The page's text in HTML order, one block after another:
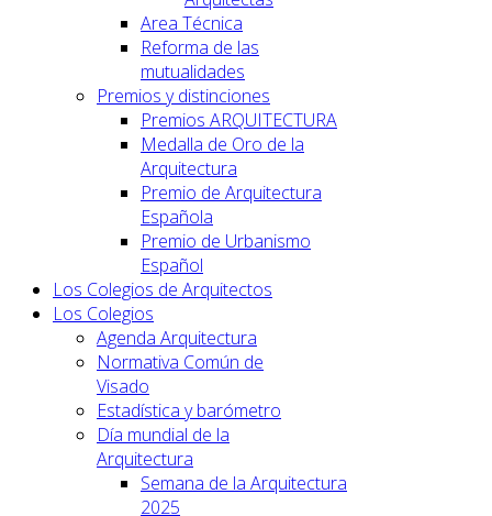
Area Técnica
Reforma de las
mutualidades
Premios y distinciones
Premios ARQUITECTURA
Medalla de Oro de la
Arquitectura
Premio de Arquitectura
Española
Premio de Urbanismo
Español
Los Colegios de Arquitectos
Los Colegios
Agenda Arquitectura
Normativa Común de
Visado
Estadística y barómetro
Día mundial de la
Arquitectura
Semana de la Arquitectura
2025